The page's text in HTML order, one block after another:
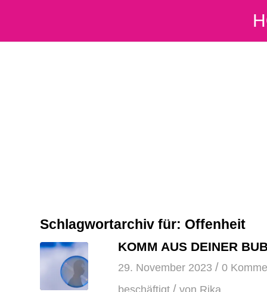
Schlagwortarchiv für: Offenheit
KOMM AUS DEINER
29. November 2023 / 0
beschäftigt / von Rika